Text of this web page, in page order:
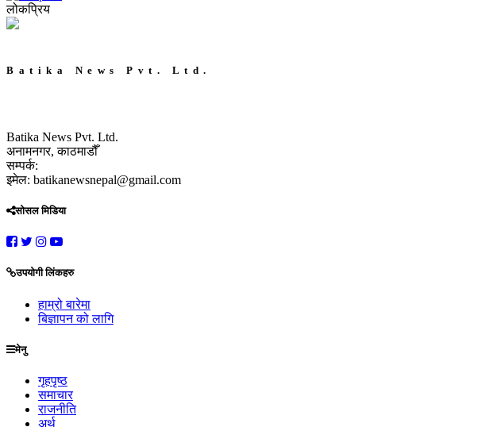
लोकप्रिय
Batika News Pvt. Ltd.
Batika News Pvt. Ltd.
अनामनगर, काठमाडौँ
सम्पर्क:
इमेल: batikanewsnepal@gmail.com
सोसल मिडिया
उपयोगी लिंकहरु
हाम्रो बारेमा
बिज्ञापन को लागि
मेनु
गृहपृष्ठ
समाचार
राजनीति
अर्थ